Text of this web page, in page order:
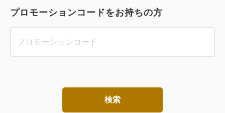
プロモーションコードをお持ちの方
検索